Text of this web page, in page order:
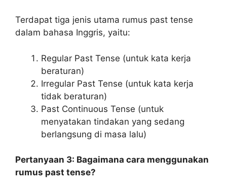
Terdapat tiga jenis utama rumus past tense
dalam bahasa Inggris, yaitu:
Regular Past Tense (untuk kata kerja
beraturan)
Irregular Past Tense (untuk kata kerja
tidak beraturan)
Past Continuous Tense (untuk
menyatakan tindakan yang sedang
berlangsung di masa lalu)
Pertanyaan 3: Bagaimana cara menggunakan
rumus past tense?